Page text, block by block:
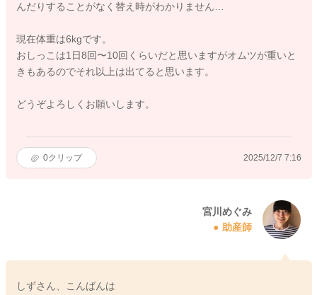
んだりすることがなく替え時がわかりません…
現在体重は6kgです。
おしっこは1日8回〜10回くらいだと思いますがオムツが重いと
きもあるのでそれ以上は出てると思います。
どうぞよろしくお願いします。
0クリップ 2025/12/7 7:16
宮川めぐみ
助産師
しずさん、こんばんは